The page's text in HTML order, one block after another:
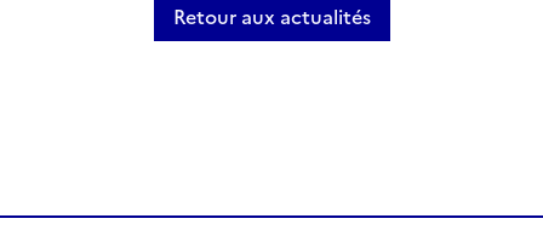
Retour aux actualités